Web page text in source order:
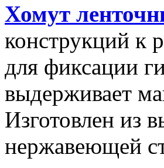
Хомут
конструкций к
для фиксации
выдерживает
Изготовлен из
нержавеющей